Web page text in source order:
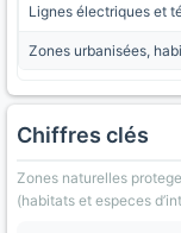
Lignes électriques et
Zones urbanisées,
Chiffres clés
Zones naturelles
(habitats et especes